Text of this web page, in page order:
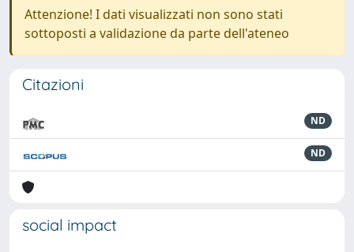
Attenzione! I dati visualizzati non sono stati
sottoposti a validazione da parte dell'ateneo
Citazioni
ND
ND
social impact